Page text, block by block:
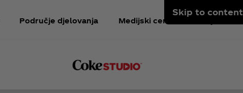
Skip to content
Područje djelovanja Medijski centar